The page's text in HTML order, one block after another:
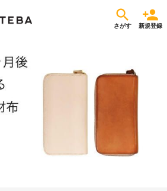
さがす 新規登録